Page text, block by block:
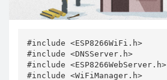
#include <ESP8266WiFi.h>
#include <DNSServer.h>
#include <ESP8266WebServer.h>
#include <WiFiManager.h>